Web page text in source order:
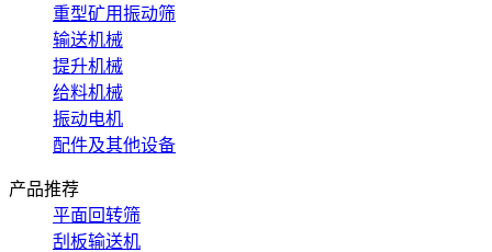
重型矿用振动筛
输送机械
提升机械
给料机械
振动电机
配件及其他设备
产品推荐
平面回转筛
刮板输送机